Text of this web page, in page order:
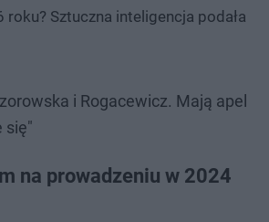
Sztuczna inteligencja podała
i Rogacewicz. Mają apel
się"
na prowadzeniu w 2024